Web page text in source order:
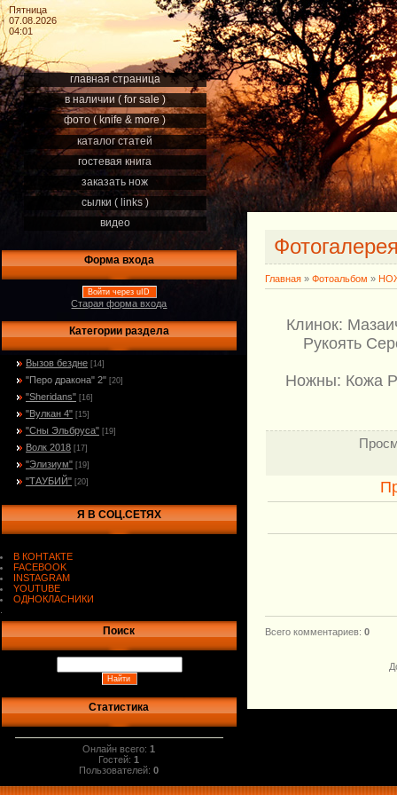
Пятница
07.08.2026
04:01
главная страница
в наличии ( for sale )
фото ( knife & more )
каталог статей
гостевая книга
заказать нож
сылки ( links )
видео
Форма входа
Войти через uID
Старая форма входа
Категории раздела
Вызов бездне [14]
"Перо дракона" 2" [20]
"Sheridans" [16]
"Вулкан 4" [15]
"Сны Эльбруса" [19]
Волк 2018 [17]
"Элизиум" [19]
"ТАУБИЙ" [20]
Я В СОЦ.СЕТЯХ
В КОНТАКТЕ
FACEBOOK
INSTAGRAM
YOUTUBE
ОДНОКЛАСНИКИ
Поиск
Статистика
Онлайн всего:1
Гостей:1
Пользователей:0
Главная » Фотоальбом »
Клинок:
Рукоять
Ножны: Кожа
Всего комментариев: 0